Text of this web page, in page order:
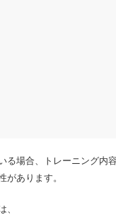
る場合、トレーニング内
があります。
、